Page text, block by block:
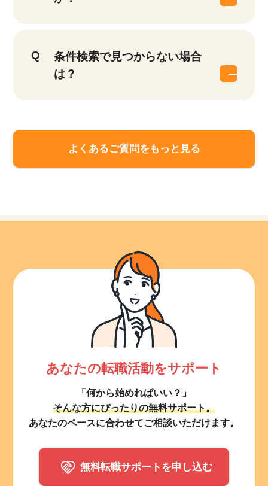
条件検索で見つからない場合
は？
よくあるご質問をもっと見る
あなたの転職活動をサポート
「何から始めればいい？」
そんな方にぴったりの無料サポート。
あなたのペースに合わせてご相談いただけます。
無料転職サポートを申し込む